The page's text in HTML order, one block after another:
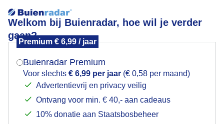
Welkom bij Buienradar, hoe wil je verder
gaan?
Premium € 6,99 / jaar
Buienradar Premium
Voor slechts € 6,99 per jaar (€ 0,58 per maand)
Advertentievrij en privacy veilig
Ontvang voor min. € 40,- aan cadeaus
10% donatie aan Staatsbosbeheer
Wolken in Bolsena Italië
Mogen we je locatie gebruiken voor het
Indien je hier nog geen akkoord op hebt gegeven,
verschijnt er zo een pop-up uit je browser waarin